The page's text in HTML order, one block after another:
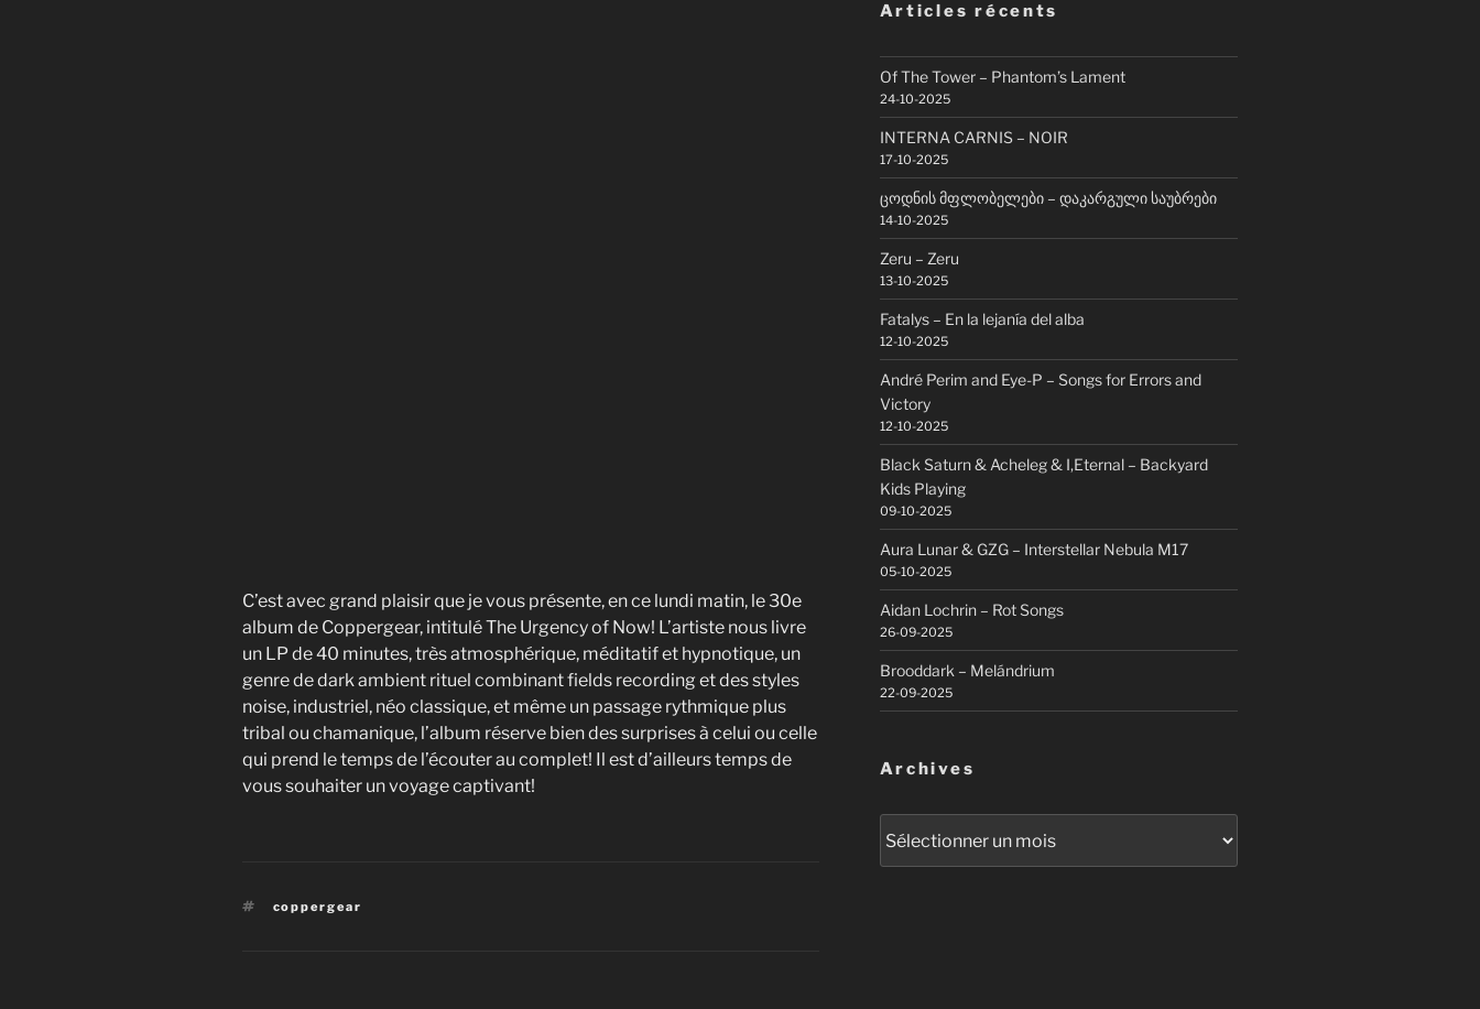
C’est avec grand plaisir que je vous présente, en ce lundi matin, le 30e
album de Coppergear, intitulé The Urgency of Now! L’artiste nous livre
un LP de 40 minutes, très atmosphérique, méditatif et hypnotique, un
genre de dark ambient rituel combinant fields recording et des styles
noise, industriel, néo classique, et même un passage rythmique plus
tribal ou chamanique, l’album réserve bien des surprises à celui ou celle
qui prend le temps de l’écouter au complet! Il est d’ailleurs temps de
vous souhaiter un voyage captivant!
Étiquettes
coppergear
Articles récents
Of The Tower – Phantom’s Lament
24-10-2025
INTERNA CARNIS – NOIR
17-10-2025
ცოდნის მფლობელები – დაკარგული საუბრები
14-10-2025
Zeru – Zeru
13-10-2025
Fatalys – En la lejanía del alba
12-10-2025
André Perim and Eye-P – Songs for Errors and
Victory
12-10-2025
Black Saturn & Acheleg & I,Eternal – Backyard
Kids Playing
09-10-2025
Aura Lunar & GZG – Interstellar Nebula M17
05-10-2025
Aidan Lochrin – Rot Songs
26-09-2025
Brooddark – Melándrium
22-09-2025
Archives